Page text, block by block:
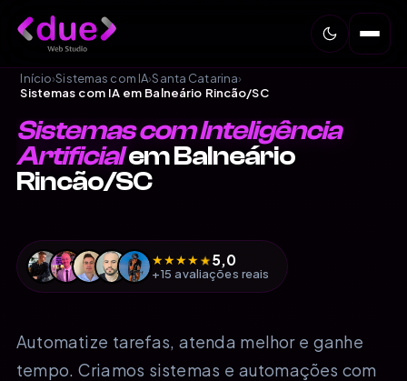
Início›Sistemas com IA›Santa Catarina›
Sistemas com IA em Balneário Rincão/SC
Sistemas com Inteligência
Artificialem Balneário
Rincão/SC
★★★★★5,0
+15 avaliações reais
Automatize tarefas, atenda melhor e ganhe
tempo. Criamos sistemas e automações com